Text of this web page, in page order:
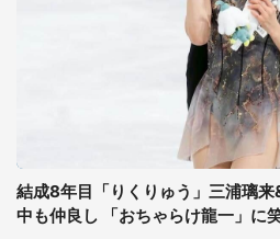
結成8年目「りくりゅう」三浦璃
中も仲良し 「おちゃらけ龍一」に